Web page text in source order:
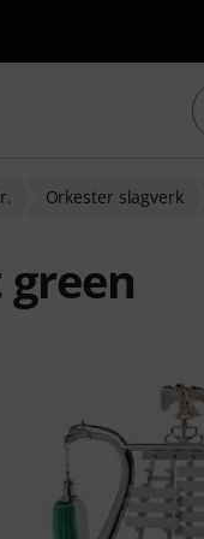
Orkester slagverk
green